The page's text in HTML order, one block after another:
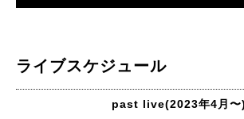
ライブスケジュール
past live(2023年4月〜)